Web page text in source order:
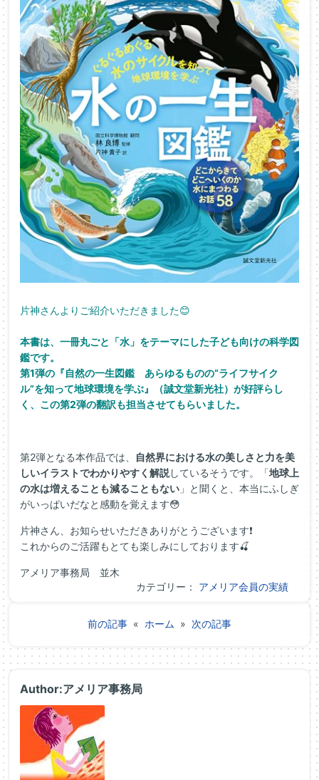
片神さんよりご紹介いただきました😊
本書は、一冊丸ごと「水」をテーマにした子ども向けの科学図
鑑です。
第1弾の『自然の一生図鑑 あらゆるものの“ライフサイク
ル”を知って地球環境を学ぶ』（誠文堂新光社）が好評らし
く、この第2弾の翻訳も担当させてもらいました。
第2弾となる本作品では、
自然界における水の美しさと力を美
しいイラストでわかりやすく解説しているそうです。「地球上
の水は増えることも減ることもない 」と聞くと、本当にふしぎ
がいっぱいだなと感動を覚えます😳
片神さん、お知らせいただきありがとうございます❗
これからのご活躍もとても楽しみにしております🍒
アメリア事務局 並木
カテゴリー： アメリア会員の実績
前の記事 « ホーム » 次の記事
Author:アメリア事務局